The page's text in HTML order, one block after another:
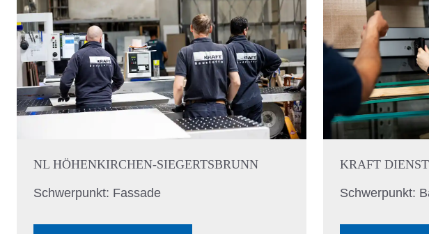
NL HÖHENKIRCHEN-SIEGERTSBRUNN
Schwerpunkt: Fassade
KRAFT
Schwerpunkt: